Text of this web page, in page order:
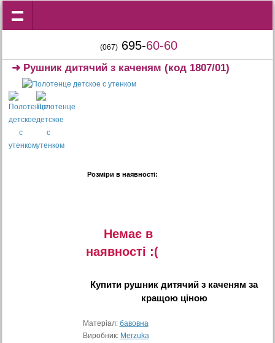
(067) 695-60-60
➜ Рушник дитячий з каченям (код 1807/01)
Розміри в наявності:
Немає в
наявностi :(
Купити рушник дитячий з каченям за
кращою ціною
Матеріал: бавовна
Виробник: Merzuka